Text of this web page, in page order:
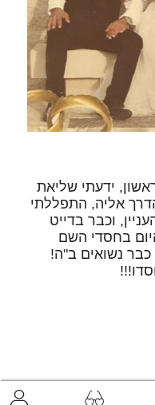
ידעתי שליאת
אליה, התפללתי
וכבר בדייט
בחסדי השם
נשואים ב"ה!